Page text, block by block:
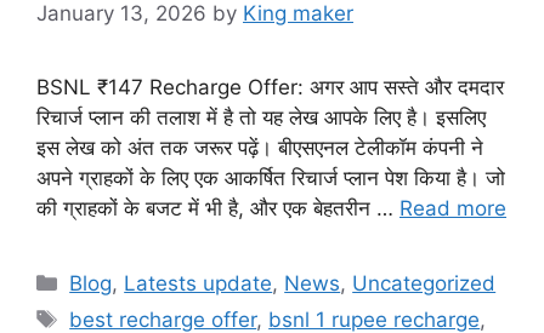
January 13, 2026 by King maker
BSNL ₹147 Recharge Offer: अगर आप सस्ते और दमदार
रिचार्ज प्लान की तलाश में है तो यह लेख आपके लिए है। इसलिए
इस लेख को अंत तक जरूर पढ़ें। बीएसएनल टेलीकॉम कंपनी ने
अपने ग्राहकों के लिए एक आकर्षित रिचार्ज प्लान पेश किया है। जो
की ग्राहकों के बजट में भी है, और एक बेहतरीन … Read more
Categories
Blog, Latests update, News, Uncategorized
Tags
best recharge offer, bsnl 1 rupee recharge,